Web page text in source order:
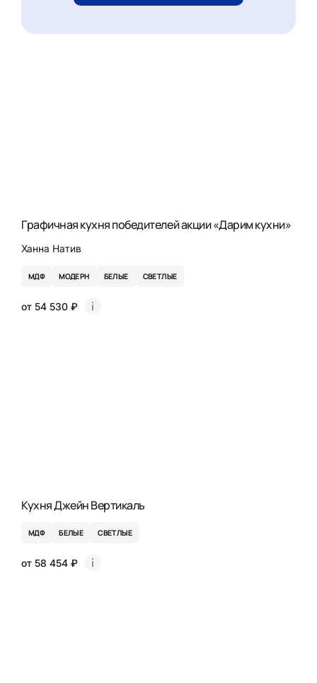
Графичная кухня победителей акции «Дарим кухни»
Ханна Натив
МДФ МОДЕРН БЕЛЫЕ СВЕТЛЫЕ
от 54 530 ₽
Кухня Джейн Вертикаль
МДФ БЕЛЫЕ СВЕТЛЫЕ
от 58 454 ₽